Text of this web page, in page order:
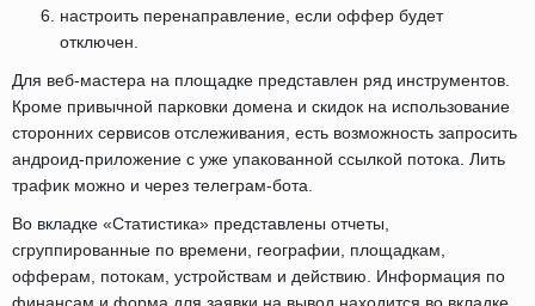
настроить перенаправление, если оффер будет
отключен.
Для веб-мастера на площадке представлен ряд инструментов.
Кроме привычной парковки домена и скидок на использование
сторонних сервисов отслеживания, есть возможность запросить
андроид-приложение с уже упакованной ссылкой потока. Лить
трафик можно и через телеграм-бота.
Во вкладке «Статистика» представлены отчеты,
сгруппированные по времени, географии, площадкам,
офферам, потокам, устройствам и действию. Информация по